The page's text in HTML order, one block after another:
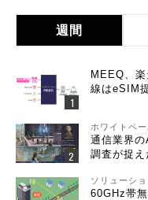
週間
MEEQ、
線はeSIM
ホワイトペー
通信業界
調査が捉え
ソリューシ
60GHz帯